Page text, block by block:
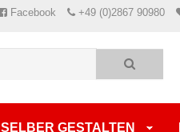
Facebook +49 (0)2867 90980
SELBER GESTALTEN